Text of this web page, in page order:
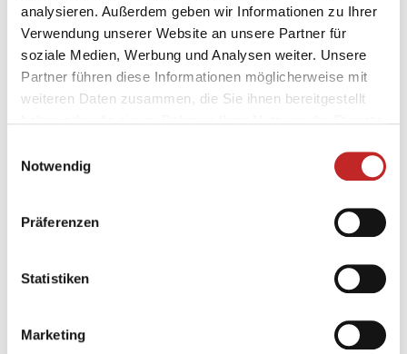
analysieren. Außerdem geben wir Informationen zu Ihrer
Verwendung unserer Website an unsere Partner für
soziale Medien, Werbung und Analysen weiter. Unsere
Partner führen diese Informationen möglicherweise mit
weiteren Daten zusammen, die Sie ihnen bereitgestellt
Notwendig
Präferenzen
Statistiken
Marketing
weniger als 10 10 - 50 51 - 250
über 250
Suchen
Veranstalter
abgelehnt